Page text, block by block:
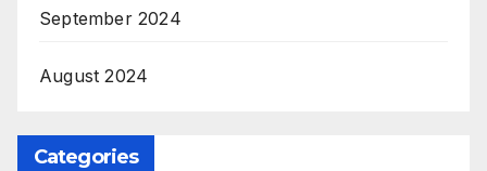
September 2024
August 2024
Categories